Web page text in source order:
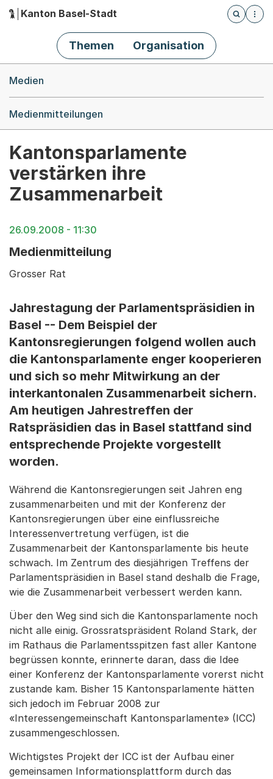
Hauptnavigation
Kanton Basel-Stadt
Öffnet
Themen Organisation
Medien
Medienmitteilungen
Kantonsparlamente
verstärken ihre
Zusammenarbeit
26.09.2008 - 11:30
Medienmitteilung
Grosser Rat
Jahrestagung der Parlamentspräsidien in
Basel -- Dem Beispiel der
Kantonsregierungen folgend wollen auch
die Kantonsparlamente enger kooperieren
und sich so mehr Mitwirkung an der
interkantonalen Zusammenarbeit sichern.
Am heutigen Jahrestreffen der
Ratspräsidien das in Basel stattfand sind
entsprechende Projekte vorgestellt
worden.
Während die Kantonsregierungen seit Jahren eng
zusammenarbeiten und mit der Konferenz der
Kantonsregierungen über eine einflussreiche
Interessenvertretung verfügen, ist die
Zusammenarbeit der Kantonsparlamente bis heute
schwach. Im Zentrum des diesjährigen Treffens der
Parlamentspräsidien in Basel stand deshalb die Frage,
wie die Zusammenarbeit verbessert werden kann.
Über den Weg sind sich die Kantonsparlamente noch
nicht alle einig. Grossratspräsident Roland Stark, der
im Rathaus die Parlamentsspitzen fast aller Kantone
begrüssen konnte, erinnerte daran, dass die Idee
einer Konferenz der Kantonsparlamente vorerst nicht
zustande kam. Bisher 15 Kantonsparlamente hätten
sich jedoch im Februar 2008 zur
«Interessengemeinschaft Kantonsparlamente» (ICC)
zusammengeschlossen.
Wichtigstes Projekt der ICC ist der Aufbau einer
gemeinsamen Informationsplattform durch das